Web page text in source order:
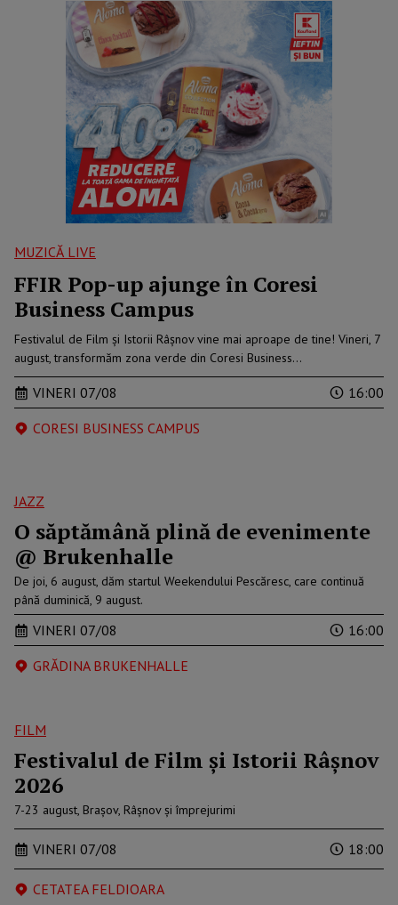
MUZICĂ LIVE
FFIR Pop-up ajunge în Coresi
Business Campus
Festivalul de Film și Istorii Râșnov vine mai aproape de tine! Vineri, 7
august, transformăm zona verde din Coresi Business…
VINERI 07/08
16:00
CORESI BUSINESS CAMPUS
JAZZ
O săptămână plină de evenimente
@ Brukenhalle
De joi, 6 august, dăm startul Weekendului Pescăresc, care continuă
până duminică, 9 august.
VINERI 07/08
16:00
GRĂDINA BRUKENHALLE
FILM
Festivalul de Film şi Istorii Râşnov
2026
7-23 august, Brașov, Râșnov și împrejurimi
VINERI 07/08 18:00
CETATEA FELDIOARA